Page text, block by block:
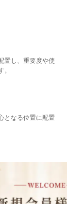
置し、重要度や使
となる位置に配置